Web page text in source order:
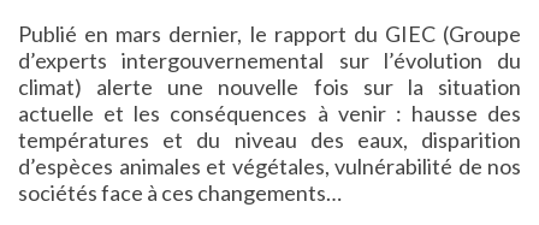
Publié en mars dernier, le rapport du GIEC (Groupe
d’experts intergouvernemental sur l’évolution du
climat) alerte une nouvelle fois sur la situation
actuelle et les conséquences à venir : hausse des
températures et du niveau des eaux, disparition
d’espèces animales et végétales, vulnérabilité de nos
sociétés face à ces changements…